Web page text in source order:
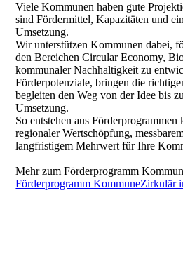
Viele Kommunen haben gute
sind Fördermittel, Kapazitäten und
Umsetzung.
Wir unterstützen Kommunen dabei,
den Bereichen Circular Economy,
kommunaler Nachhaltigkeit zu
Förderpotenziale, bringen die
begleiten den Weg von der Idee bis
Umsetzung.
So entstehen aus
regionaler Wertschöpfung,
langfristigem Mehrwert für Ihre
Mehr zum Förderprogramm
Förderprogramm KommuneZirkulär